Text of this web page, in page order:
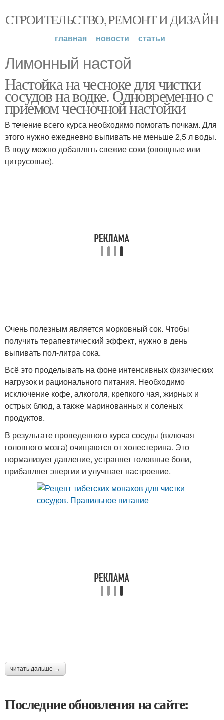
СТРОИТЕЛЬСТВО, РЕМОНТ И ДИЗАЙН
главная новости статьи
Лимонный настой
Настойка на чесноке для чистки
сосудов на водке. Одновременно с
приемом чесночной настойки
В течение всего курса необходимо помогать почкам. Для
этого нужно ежедневно выпивать не меньше 2,5 л воды.
В воду можно добавлять свежие соки (овощные или
цитрусовые).
Очень полезным является морковный сок. Чтобы
получить терапевтический эффект, нужно в день
выпивать пол-литра сока.
Всё это проделывать на фоне интенсивных физических
нагрузок и рационального питания. Необходимо
исключение кофе, алкоголя, крепкого чая, жирных и
острых блюд, а также маринованных и соленых
продуктов.
В результате проведенного курса сосуды (включая
головного мозга) очищаются от холестерина. Это
нормализует давление, устраняет головные боли,
прибавляет энергии и улучшает настроение.
читать дальше →
Последние обновления на сайте: